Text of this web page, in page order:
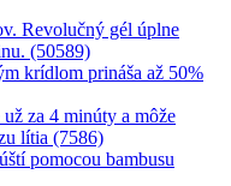
Revolučný gél úplne
(50589)
krídlom prináša až 50%
za 4 minúty a môže
lítia (7586)
pomocou bambusu